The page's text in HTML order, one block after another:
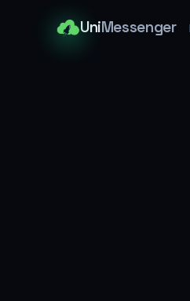
UniMessenger